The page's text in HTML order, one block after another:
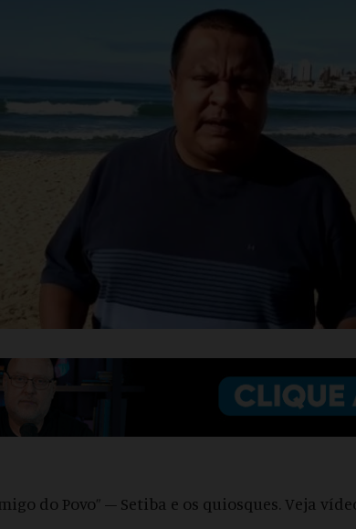
do Povo” – Setiba e os quiosques. Veja